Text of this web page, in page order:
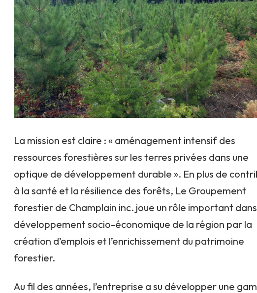
La mission est claire : « aménagement intensif des
ressources forestières sur les terres privées dans une
optique de développement durable ». En plus de
à la santé et la résilience des forêts, Le Groupement
forestier de Champlain inc. joue un rôle important
développement socio-économique de la région par la
création d’emplois et l’enrichissement du patrimoine
forestier.
Au fil des années, l’entreprise a su développer une